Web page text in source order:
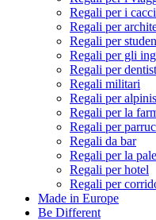
Regali per i
Regali per
Regali per
Regali per gli
Regali per
Regali militari
Regali per
Regali per la
Regali per
Regali da bar
Regali per la
Regali per hotel
Regali per
Made in Europe
Be Different